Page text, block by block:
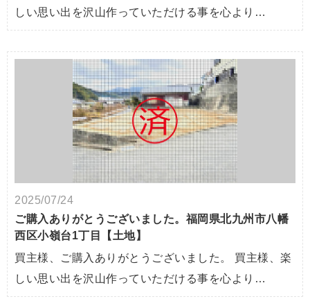
しい思い出を沢山作っていただける事を心より…
2025/07/24
ご購入ありがとうございました。福岡県北九州市八幡
西区小嶺台1丁目【土地】
買主様、ご購入ありがとうございました。 買主様、楽
しい思い出を沢山作っていただける事を心より…